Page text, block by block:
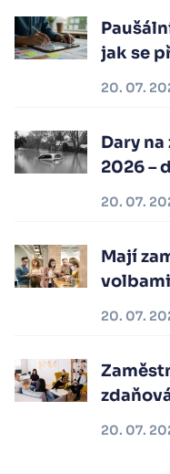
jak se
20. 07.
Dary
2026 –
20. 07.
Mají
20. 07.
20. 07.